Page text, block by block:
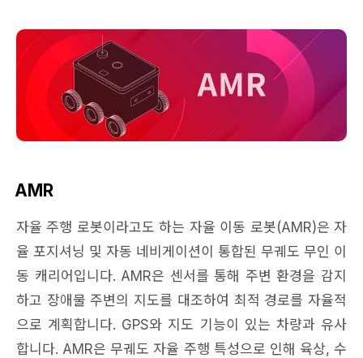
AMR
자율 주행 로봇이라고도 하는 자율 이동 로봇(AMR)은 자
율 포지셔닝 및 자동 네비게이션이 통합된 무궤도 무인 이
동 캐리어입니다. AMR은 센서를 통해 주변 환경을 감지
하고 장애물 주변의 지도를 대조하여 최적 경로를 자율적
으로 계획합니다. GPS와 지도 기능이 있는 차량과 유사
합니다. AMR은 무궤도 자율 주행 특성으로 인해 육상, 수